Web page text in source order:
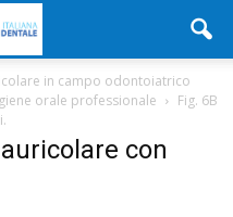
in campo odontoiatrico
orale professionale
Fig. 6B
con